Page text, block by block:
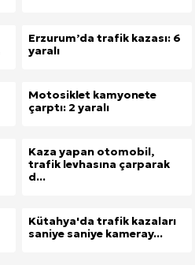
Erzurum’da trafik kazası: 6
yaralı
Motosiklet kamyonete
çarptı: 2 yaralı
Kaza yapan otomobil,
trafik levhasına çarparak
d...
Kütahya'da trafik kazaları
saniye saniye kameray...